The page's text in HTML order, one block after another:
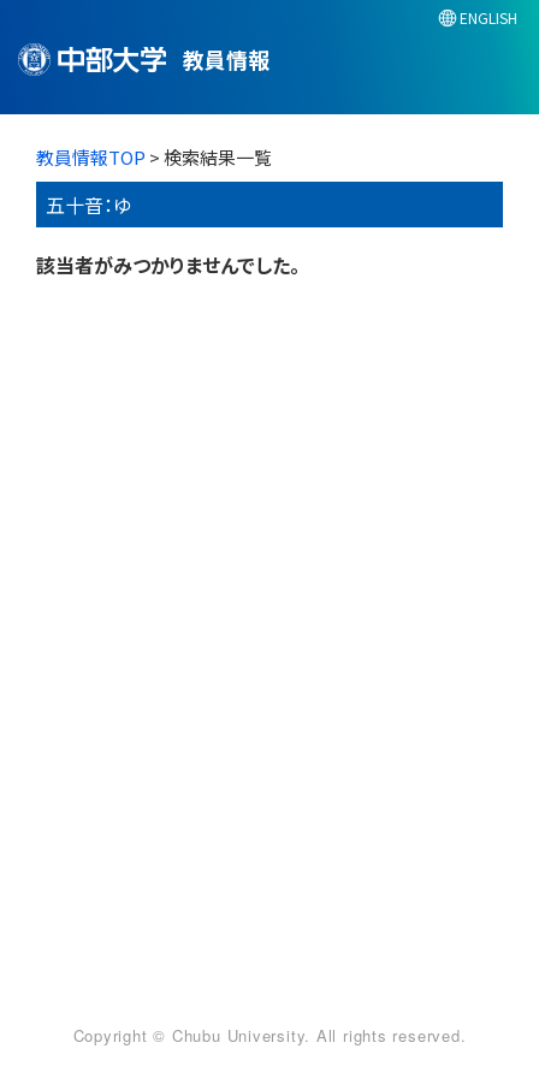
教員情報
ENGLISH
教員情報TOP > 検索結果一覧
五十音：ゆ
該当者がみつかりませんでした。
Copyright © Chubu University. All rights reserved.